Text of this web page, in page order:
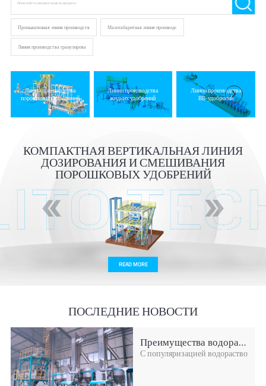
Промышленная линия производств Малогабаритная линия производс
Линия производства гранулирова
Линии производства
порошковых удобрений
Линии производства
жидких удобрений
Линии производства
BB-удобрений
 
КОМПАКТНАЯ ВЕРТИКАЛЬНАЯ ЛИНИЯ
ДОЗИРОВАНИЯ И СМЕШИВАНИЯ
ПОРОШКОВЫХ УДОБРЕНИЙ
READ MORE
ПОСЛЕДНИЕ НОВОСТИ
Преимущества водорастворимых удобрений
С популяризацией